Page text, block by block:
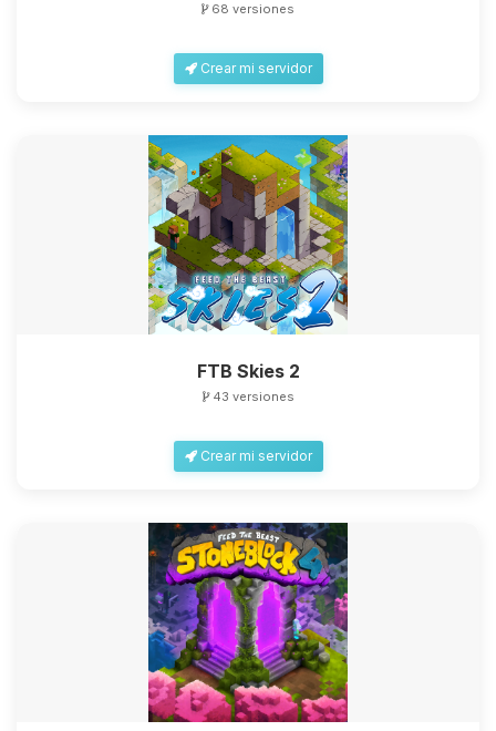
68 versiones
Crear mi servidor
FTB Skies 2
43 versiones
Crear mi servidor
Yupi, por fin alguien con quien
hablar! Soy Choupy, tu pequeno
asistente de BoxToPlay. Cuentame
que necesitas y moveré mis
pequenos circuitos para ayudarte.
07/08/2026 06:58